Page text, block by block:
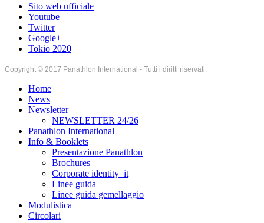
Sito web ufficiale
Youtube
Twitter
Google+
Tokio 2020
Copyright © 2017 Panathlon International - Tutti i diritti riservati.
Home
News
Newsletter
NEWSLETTER 24/26
Panathlon International
Info & Booklets
Presentazione Panathlon
Brochures
Corporate identity_it
Linee guida
Linee guida gemellaggio
Modulistica
Circolari